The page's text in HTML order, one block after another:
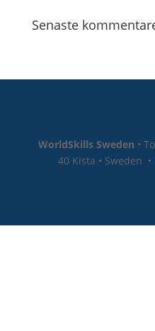
Senaste
WorldSkills Sweden •
40 Kista • Sweden •